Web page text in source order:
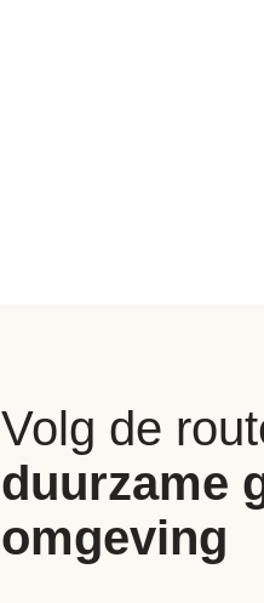
Volg de
duurzame
omgeving